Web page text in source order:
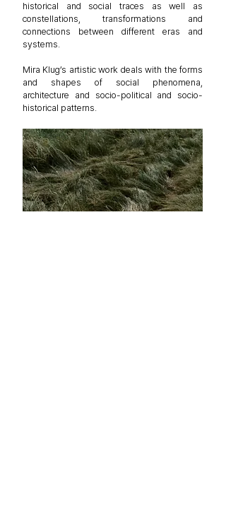
historical and social traces as well as
constellations, transformations and
connections between different eras and
systems.
Mira Klug’s artistic work deals with the forms
and shapes of social phenomena,
architecture and socio-political and socio-
historical patterns.